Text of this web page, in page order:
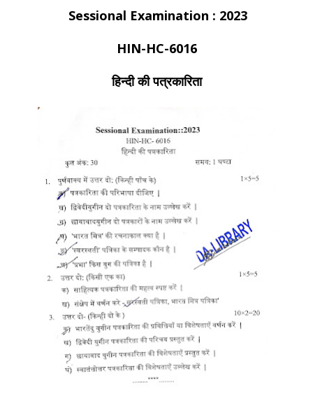
Sessional Examination : 2023
HIN-HC-6016
हिन्दी की पत्रकारिता